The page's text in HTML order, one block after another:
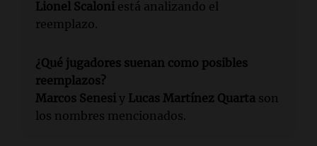
Lionel Scaloni está analizando el
reemplazo.
¿Qué jugadores suenan como posibles
reemplazos?
Marcos Senesi y Lucas Martínez Quarta son
los nombres mencionados.